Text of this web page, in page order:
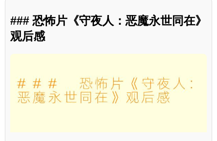
### 恐怖片《守夜人：恶魔永世同在》
观后感